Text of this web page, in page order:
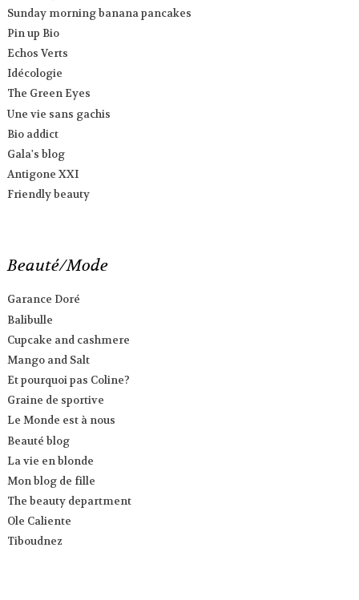
Sunday morning banana pancakes
Pin up Bio
Echos Verts
Idécologie
The Green Eyes
Une vie sans gachis
Bio addict
Gala's blog
Antigone XXI
Friendly beauty
Beauté/Mode
Garance Doré
Balibulle
Cupcake and cashmere
Mango and Salt
Et pourquoi pas Coline?
Graine de sportive
Le Monde est à nous
Beauté blog
La vie en blonde
Mon blog de fille
The beauty department
Ole Caliente
Tiboudnez